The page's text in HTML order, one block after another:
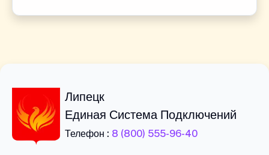
Липецк
Единая Система Подключений
Телефон : 8 (800) 555-96-40